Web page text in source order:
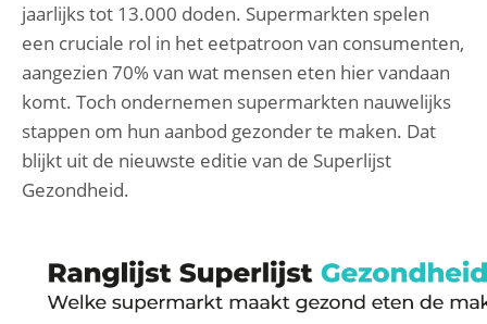
jaarlijks tot 13.000 doden. Supermarkten spelen
een cruciale rol in het eetpatroon van consumenten,
aangezien 70% van wat mensen eten hier vandaan
komt. Toch ondernemen supermarkten nauwelijks
stappen om hun aanbod gezonder te maken. Dat
blijkt uit de nieuwste editie van de Superlijst
Gezondheid.